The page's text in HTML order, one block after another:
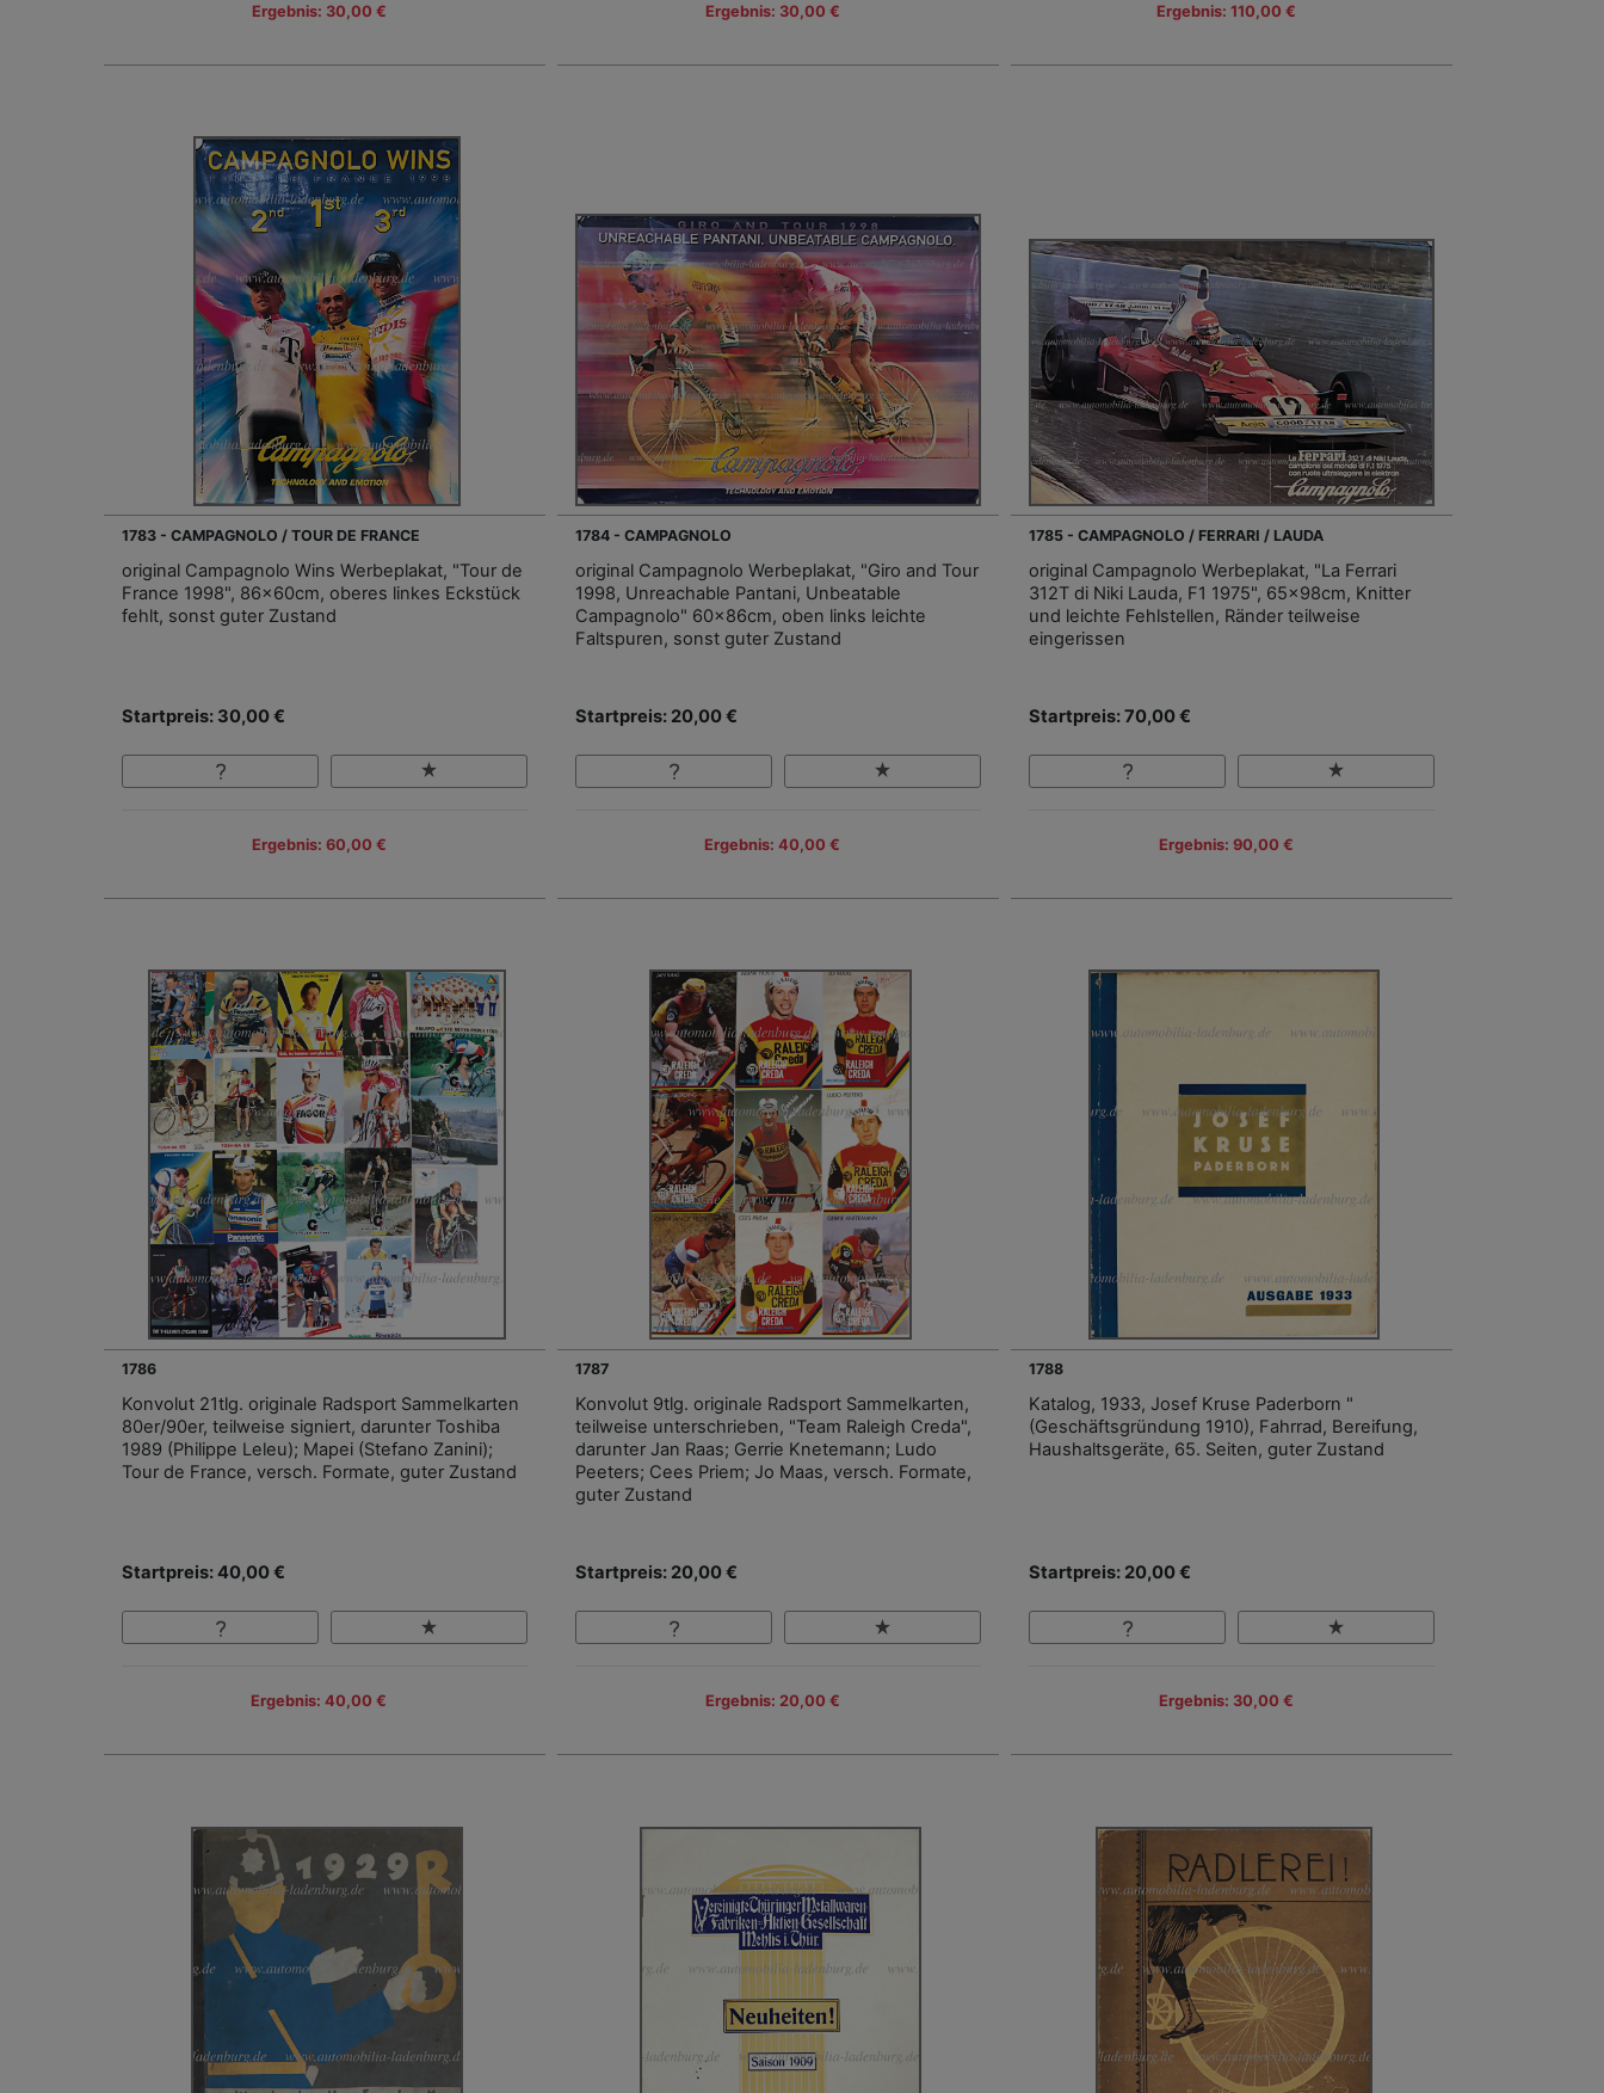
Ergebnis: 30,00 € Ergebnis: 30,00 € Ergebnis: 110,00 €
1783 - CAMPAGNOLO / TOUR DE FRANCE
original Campagnolo Wins Werbeplakat, "Tour de
France 1998", 86x60cm, oberes linkes Eckstück
fehlt, sonst guter Zustand
Startpreis: 30,00 €
Ergebnis: 60,00 €
1784 - CAMPAGNOLO
original Campagnolo Werbeplakat, "Giro and Tour
1998, Unreachable Pantani, Unbeatable
Campagnolo" 60x86cm, oben links leichte
Faltspuren, sonst guter Zustand
Startpreis: 20,00 €
Ergebnis: 40,00 €
1785 - CAMPAGNOLO / FERRARI / LAUDA
original Campagnolo Werbeplakat, "La Ferrari
312T di Niki Lauda, F1 1975", 65x98cm, Knitter
und leichte Fehlstellen, Ränder teilweise
eingerissen
Startpreis: 70,00 €
Ergebnis: 90,00 €
1786
Konvolut 21tlg. originale Radsport Sammelkarten
80er/90er, teilweise signiert, darunter Toshiba
1989 (Philippe Leleu); Mapei (Stefano Zanini);
Tour de France, versch. Formate, guter Zustand
Startpreis: 40,00 €
Ergebnis: 40,00 €
1787
Konvolut 9tlg. originale Radsport Sammelkarten,
teilweise unterschrieben, "Team Raleigh Creda",
darunter Jan Raas; Gerrie Knetemann; Ludo
Peeters; Cees Priem; Jo Maas, versch. Formate,
guter Zustand
Startpreis: 20,00 €
Ergebnis: 20,00 €
1788
Katalog, 1933, Josef Kruse Paderborn "
(Geschäftsgründung 1910), Fahrrad, Bereifung,
Haushaltsgeräte, 65. Seiten, guter Zustand
Startpreis: 20,00 €
Ergebnis: 30,00 €